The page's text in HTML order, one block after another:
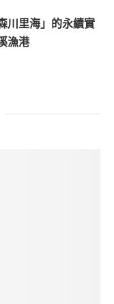
川里海」的永續實
漁港